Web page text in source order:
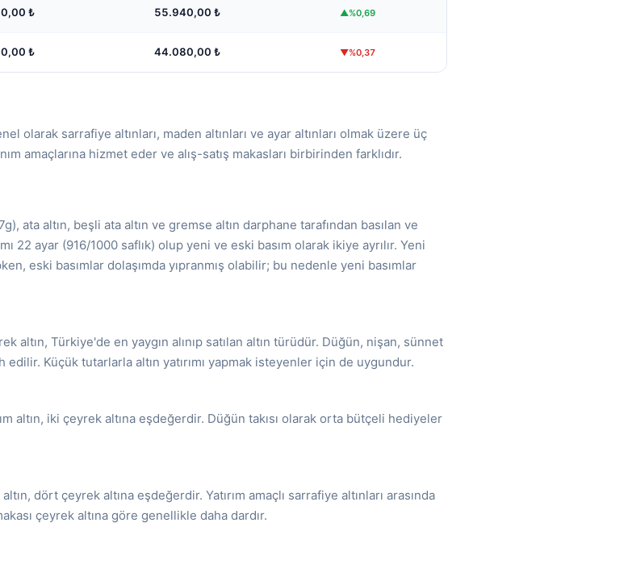
₺ 55.940,00 ₺ ▲%0,69
₺ 44.080,00 ₺ ▼%0,37
olarak sarrafiye altınları, maden altınları ve ayar altınları olmak üzere üç
amaçlarına hizmet eder ve alış-satış makasları birbirinden farklıdır.
ata altın, beşli ata altın ve gremse altın darphane tarafından basılan ve
22 ayar (916/1000 saflık) olup yeni ve eski basım olarak ikiye ayrılır. Yeni
eski basımlar dolaşımda yıpranmış olabilir; bu nedenle yeni basımlar
altın, Türkiye'de en yaygın alınıp satılan altın türüdür. Düğün, nişan, sünnet
Küçük tutarlarla altın yatırımı yapmak isteyenler için de uygundur.
altın, iki çeyrek altına eşdeğerdir. Düğün takısı olarak orta bütçeli hediyeler
dört çeyrek altına eşdeğerdir. Yatırım amaçlı sarrafiye altınları arasında
çeyrek altına göre genellikle daha dardır.